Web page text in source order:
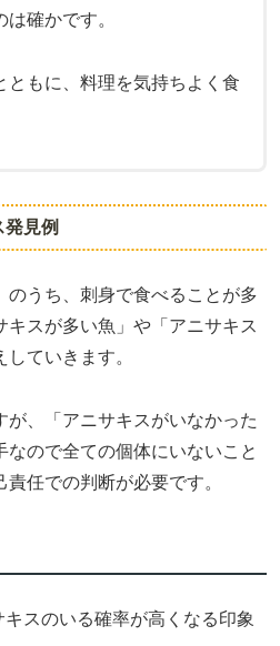
確かです。
ともに、料理を気持ちよく食
見例
のうち、刺身で食べることが多
キスが多い魚」や「アニサキス
ていきます。
が、「アニサキスがいなかった
ので全ての個体にいないこと
任での判断が必要です。
スのいる確率が高くなる印象